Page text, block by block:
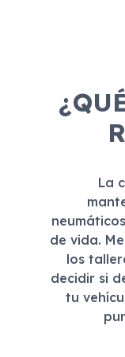
La
de vida.
los
decidir si
tu